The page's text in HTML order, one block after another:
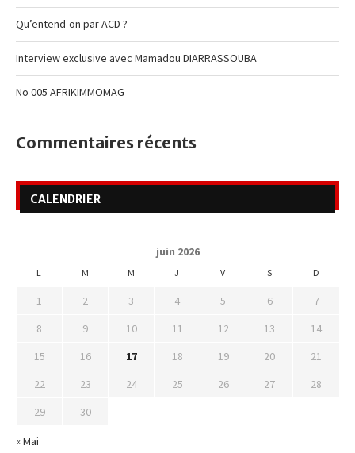
Qu’entend-on par ACD ?
Interview exclusive avec Mamadou DIARRASSOUBA
No 005 AFRIKIMMOMAG
Commentaires récents
CALENDRIER
juin 2026
L M M J V S D
1 2 3 4 5 6
7
8
9 10 11 12 13
14
15
16 17 18 19 20
21
22
23 24 25 26 27
28
29
30
« Mai